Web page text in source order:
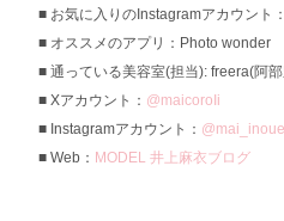
お気に入りのInstagramアカウント：
オススメのアプリ：Photo wonder
通っている美容室(担当): freera(阿
Xアカウント： @maicoroIi
Instagramアカウント： @mai_inoue
Web： MODEL 井上麻衣ブログ